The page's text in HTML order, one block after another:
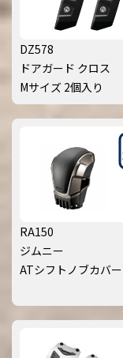
DZ578
ドアガード クロス
Mサイズ 2個入り
RA150
ジムニー
ATシフトノブカバー